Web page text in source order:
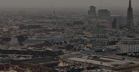
へ
ジ
の
ト
ッ
プ
へ
非
表
示